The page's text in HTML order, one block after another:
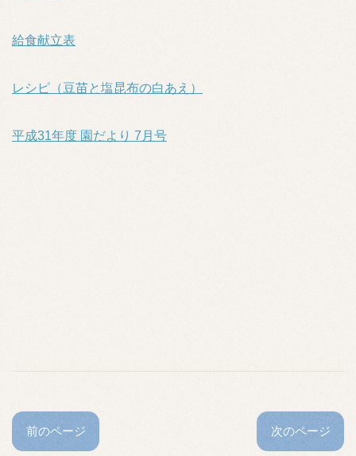
給食献立表
レシピ（豆苗と塩昆布の白あえ）
平成31年度 園だより 7月号
前のページ 次のページ